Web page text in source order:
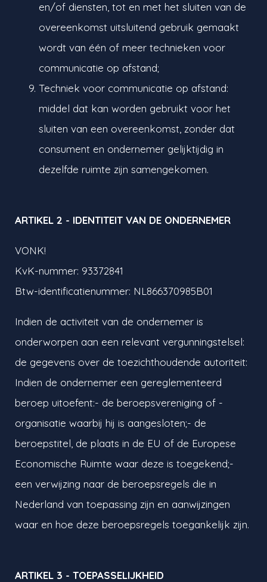
en/of diensten, tot en met het sluiten van de
overeenkomst uitsluitend gebruik gemaakt
wordt van één of meer technieken voor
communicatie op afstand;
Techniek voor communicatie op afstand:
middel dat kan worden gebruikt voor het
sluiten van een overeenkomst, zonder dat
consument en ondernemer gelijktijdig in
dezelfde ruimte zijn samengekomen.
ARTIKEL 2 - IDENTITEIT VAN DE ONDERNEMER
VONK!
KvK-nummer: 93372841
Btw-identificatienummer: NL866370985B01
Indien de activiteit van de ondernemer is
onderworpen aan een relevant vergunningstelsel:
de gegevens over de toezichthoudende autoriteit:
Indien de ondernemer een gereglementeerd
beroep uitoefent:- de beroepsvereniging of -
organisatie waarbij hij is aangesloten;- de
beroepstitel, de plaats in de EU of de Europese
Economische Ruimte waar deze is toegekend;-
een verwijzing naar de beroepsregels die in
Nederland van toepassing zijn en aanwijzingen
waar en hoe deze beroepsregels toegankelijk zijn.
ARTIKEL 3 - TOEPASSELIJKHEID